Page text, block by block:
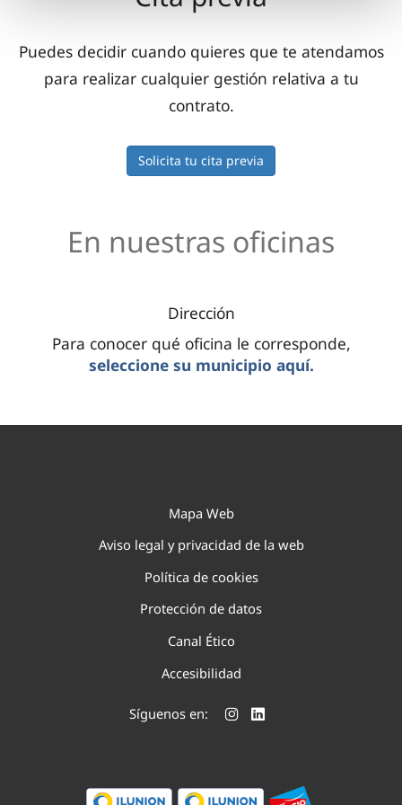
Puedes decidir cuando quieres que te atendamos
para realizar cualquier gestión relativa a tu
contrato.
Solicita tu cita previa
En nuestras oficinas
Dirección
Para conocer qué oficina le corresponde,
seleccione su municipio aquí.
Mapa Web
Aviso legal y privacidad de la web
Política de cookies
Protección de datos
Canal Ético
Accesibilidad
Síguenos en: